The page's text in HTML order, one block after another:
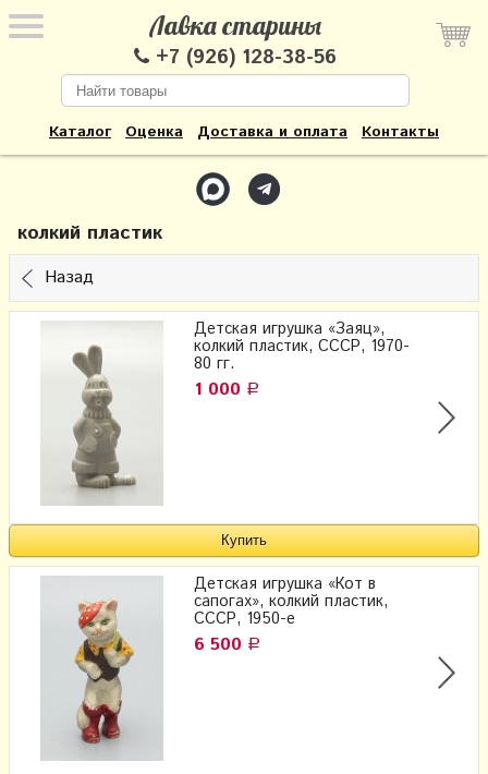
Лавка старины
+7 (926) 128-38-56
Каталог Оценка Доставка и оплата Контакты
колкий пластик
Назад
Детская игрушка «Заяц»,
колкий пластик, СССР, 1970-
80 гг.
1 000 Р
Детская игрушка «Кот в
сапогах», колкий пластик,
СССР, 1950-е
6 500 Р